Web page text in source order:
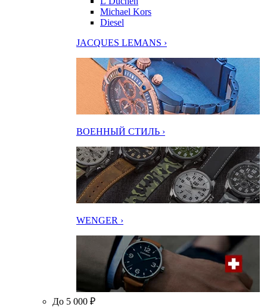
Michael Kors
Diesel
JACQUES LEMANS ›
ВОЕННЫЙ СТИЛЬ ›
WENGER ›
До 5 000 ₽